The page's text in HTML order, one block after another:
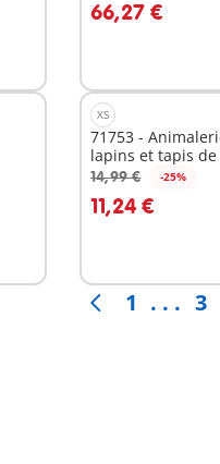
66,27 €
XS
71753 -
lapins et tapis
14,99 € -25%
11,24 €
1 . . . 3